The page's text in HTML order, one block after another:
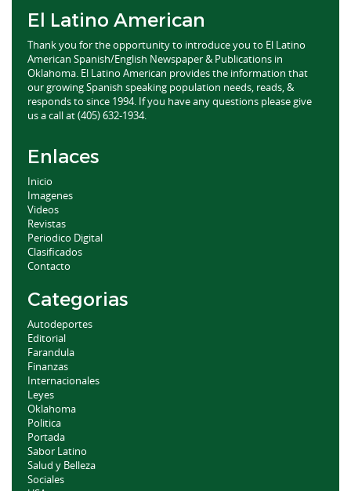
El Latino American
Thank you for the opportunity to introduce you to El Latino
American Spanish/English Newspaper & Publications in
Oklahoma. El Latino American provides the information that
our growing Spanish speaking population needs, reads, &
responds to since 1994. If you have any questions please give
us a call at (405) 632-1934.
Enlaces
Inicio
Imagenes
Videos
Revistas
Periodico Digital
Clasificados
Contacto
Categorias
Autodeportes
Editorial
Farandula
Finanzas
Internacionales
Leyes
Oklahoma
Politica
Portada
Sabor Latino
Salud y Belleza
Sociales